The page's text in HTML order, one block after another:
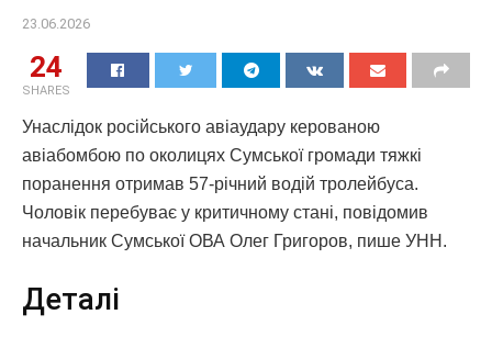
23.06.2026
24
SHARES
Унаслідок російського авіаудару керованою
авіабомбою по околицях Сумської громади тяжкі
поранення отримав 57-річний водій тролейбуса.
Чоловік перебуває у критичному стані, повідомив
начальник Сумської ОВА Олег Григоров, пише УНН.
Деталі